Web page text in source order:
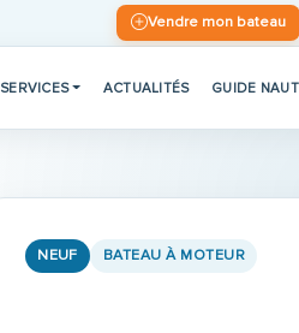
Vendre mon bateau
SERVICES ACTUALITÉS GUIDE
NEUF BATEAU À MOTEUR